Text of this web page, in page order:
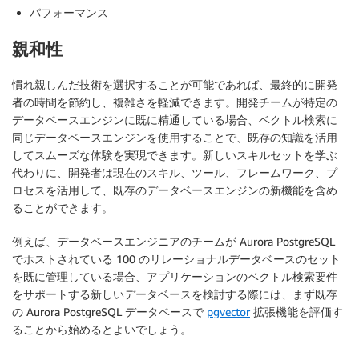
パフォーマンス
親和性
慣れ親しんだ技術を選択することが可能であれば、最終的に開発
者の時間を節約し、複雑さを軽減できます。開発チームが特定の
データベースエンジンに既に精通している場合、ベクトル検索に
同じデータベースエンジンを使用することで、既存の知識を活用
してスムーズな体験を実現できます。新しいスキルセットを学ぶ
代わりに、開発者は現在のスキル、ツール、フレームワーク、プ
ロセスを活用して、既存のデータベースエンジンの新機能を含め
ることができます。
例えば、データベースエンジニアのチームが Aurora PostgreSQL
でホストされている 100 のリレーショナルデータベースのセット
を既に管理している場合、アプリケーションのベクトル検索要件
をサポートする新しいデータベースを検討する際には、まず既存
の Aurora PostgreSQL データベースで pgvector拡張機能を評価す
ることから始めるとよいでしょう。